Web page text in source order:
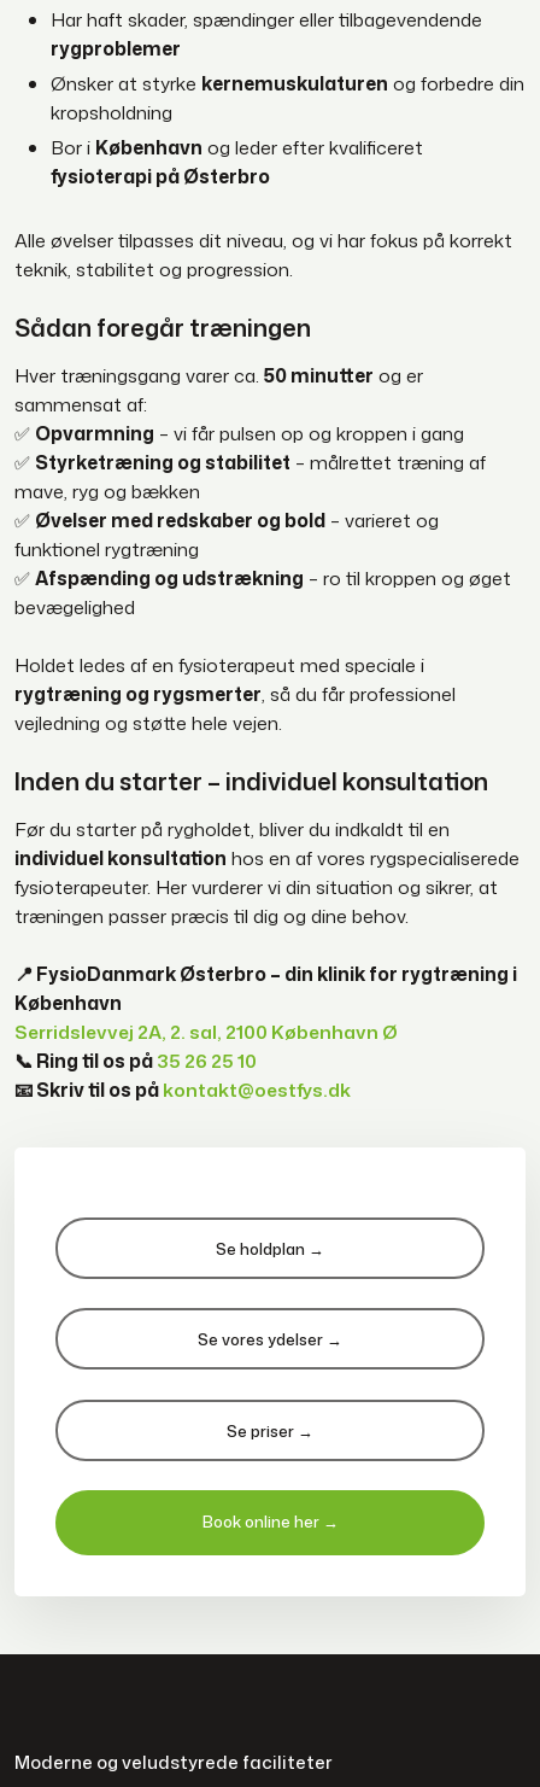
Har haft skader, spændinger eller tilbagevendende
rygproblemer
Ønsker at styrke kernemuskulaturen og forbedre din
kropsholdning
Bor i København og leder efter kvalificeret
fysioterapi på Østerbro
Alle øvelser tilpasses dit niveau, og vi har fokus på korrekt
teknik, stabilitet og progression.
Sådan foregår træningen
Hver træningsgang varer ca.50 minutter og er
sammensat af:
✅ Opvarmning – vi får pulsen op og kroppen i gang
✅ Styrketræning og stabilitet – målrettet træning af
mave, ryg og bækken
✅ Øvelser med redskaber og bold – varieret og
funktionel rygtræning
✅Afspænding og udstrækning – ro til kroppen og øget
bevægelighed
Holdet ledes af en fysioterapeut med speciale i
rygtræning og rygsmerter, så du får professionel
vejledning og støtte hele vejen.
Inden du starter – individuel konsultation
Før du starter på rygholdet, bliver du indkaldt til en
individuel konsultation hos en af vores rygspecialiserede
fysioterapeuter. Her vurderer vi din situation og sikrer, at
træningen passer præcis til dig og dine behov.
📍 FysioDanmark Østerbro – din klinik for rygtræning i
København
Serridslevvej 2A, 2. sal, 2100 København Ø
📞 Ring til os på35 26 25 10
📧 Skriv til os påkontakt@oestfys.dk
​Se holdplan →
​Se vores ydelser →
​Se priser →
Book online her →
Moderne og veludstyrede faciliteter